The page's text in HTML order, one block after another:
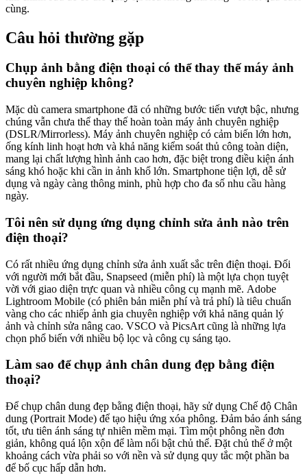
cùng.
Câu hỏi thường gặp
Chụp ảnh bằng điện thoại có thể thay thế máy ảnh
chuyên nghiệp không?
Mặc dù camera smartphone đã có những bước tiến vượt bậc, nhưng
chúng vẫn chưa thể thay thế hoàn toàn máy ảnh chuyên nghiệp
(DSLR/Mirrorless). Máy ảnh chuyên nghiệp có cảm biến lớn hơn,
ống kính linh hoạt hơn và khả năng kiểm soát thủ công toàn diện,
mang lại chất lượng hình ảnh cao hơn, đặc biệt trong điều kiện ánh
sáng khó hoặc khi cần in ảnh khổ lớn. Smartphone tiện lợi, dễ sử
dụng và ngày càng thông minh, phù hợp cho đa số nhu cầu hàng
ngày.
Tôi nên sử dụng ứng dụng chỉnh sửa ảnh nào trên
điện thoại?
Có rất nhiều ứng dụng chỉnh sửa ảnh xuất sắc trên điện thoại. Đối
với người mới bắt đầu, Snapseed (miễn phí) là một lựa chọn tuyệt
vời với giao diện trực quan và nhiều công cụ mạnh mẽ. Adobe
Lightroom Mobile (có phiên bản miễn phí và trả phí) là tiêu chuẩn
vàng cho các nhiếp ảnh gia chuyên nghiệp với khả năng quản lý
ảnh và chỉnh sửa nâng cao. VSCO và PicsArt cũng là những lựa
chọn phổ biến với nhiều bộ lọc và công cụ sáng tạo.
Làm sao để chụp ảnh chân dung đẹp bằng điện
thoại?
Để chụp chân dung đẹp bằng điện thoại, hãy sử dụng Chế độ Chân
dung (Portrait Mode) để tạo hiệu ứng xóa phông. Đảm bảo ánh sáng
tốt, ưu tiên ánh sáng tự nhiên mềm mại. Tìm một phông nền đơn
giản, không quá lộn xộn để làm nổi bật chủ thể. Đặt chủ thể ở một
khoảng cách vừa phải so với nền và sử dụng quy tắc một phần ba
để bố cục hấp dẫn hơn.